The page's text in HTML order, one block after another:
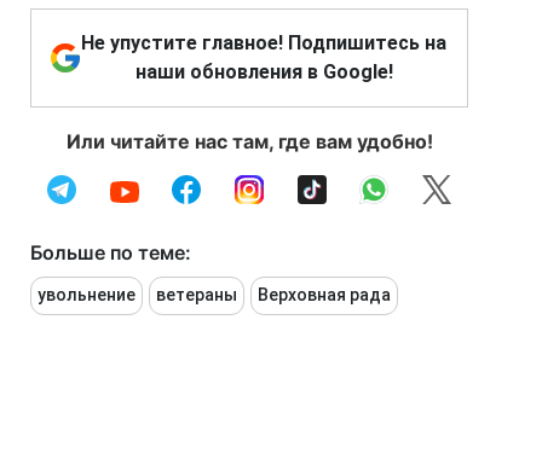
Не упустите главное! Подпишитесь на
наши обновления в Google!
Или читайте нас там, где вам удобно!
Больше по теме:
увольнение ветераны Верховная рада